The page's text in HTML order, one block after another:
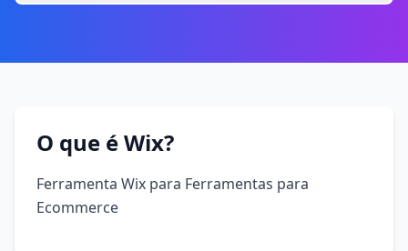
O que é Wix?
Ferramenta Wix para Ferramentas para
Ecommerce